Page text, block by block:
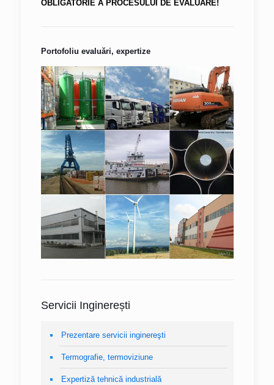
OBLIGATORIE A PROCESULUI DE EVALUARE!
Portofoliu evaluări, expertize
Servicii Inginerești
Prezentare servicii inginereşti
Termografie, termoviziune
Expertiză tehnică industrială